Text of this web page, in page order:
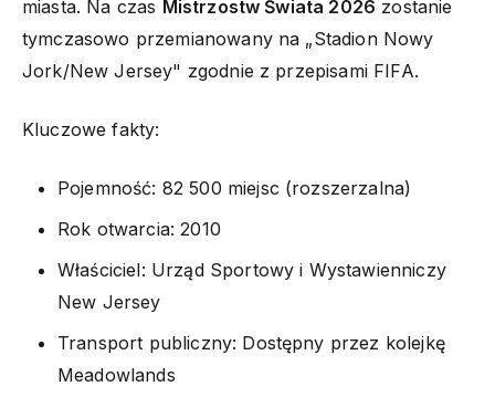
miasta. Na czas Mistrzostw Świata 2026 zostanie
tymczasowo przemianowany na „Stadion Nowy
Jork/New Jersey" zgodnie z przepisami FIFA.
Kluczowe fakty:
Pojemność: 82 500 miejsc (rozszerzalna)
Rok otwarcia: 2010
Właściciel: Urząd Sportowy i Wystawienniczy
New Jersey
Transport publiczny: Dostępny przez kolejkę
Meadowlands